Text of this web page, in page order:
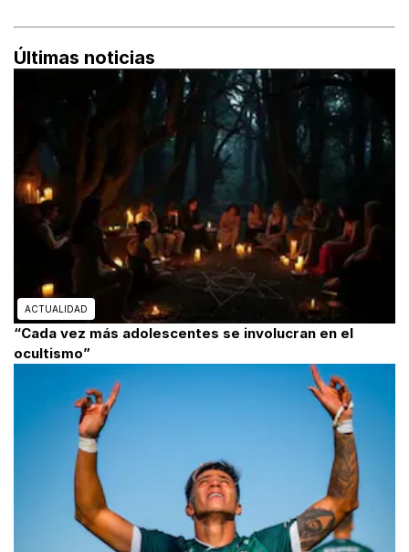
Últimas noticias
ACTUALIDAD
“Cada vez más adolescentes se involucran en el
ocultismo”